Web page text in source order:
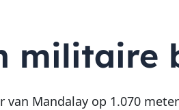
militaire
Mandalay op 1.070